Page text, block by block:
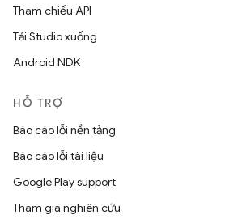
Tham chiếu API
Tải Studio xuống
Android NDK
HỖ TRỢ
Báo cáo lỗi nền tảng
Báo cáo lỗi tài liệu
Google Play support
Tham gia nghiên cứu